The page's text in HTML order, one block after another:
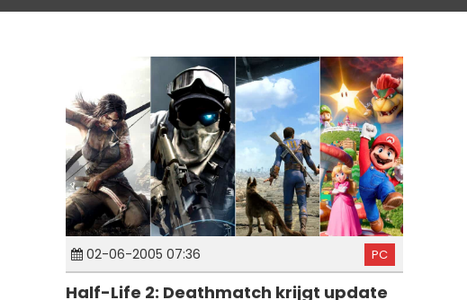
02-06-2005 07:36 PC
Half-Life 2: Deathmatch krijgt update